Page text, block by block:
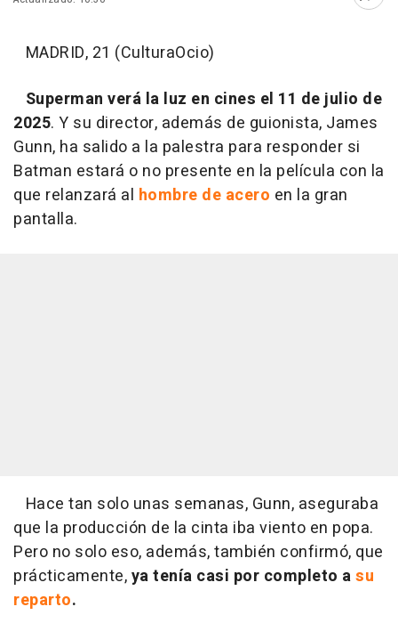
MADRID, 21 (CulturaOcio)
Superman verá la luz en cines el 11 de julio de
2025. Y su director, además de guionista, James
Gunn, ha salido a la palestra para responder si
Batman estará o no presente en la película con la
que relanzará al hombre de acero en la gran
pantalla.
Hace tan solo unas semanas, Gunn, aseguraba
que la producción de la cinta iba viento en popa.
Pero no solo eso, además,también confirmó, que
prácticamente,ya tenía casi por completo asu
reparto.